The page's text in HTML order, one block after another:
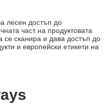
лесен достъп до
част на продуктовата
сканира и дава достъп до
и европейски етикети на